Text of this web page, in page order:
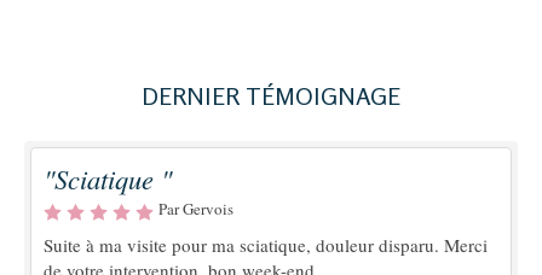
DERNIER TÉMOIGNAGE
"Sciatique "
Par Gervois
Suite à ma visite pour ma sciatique, douleur disparu. Merci
de votre intervention, bon week-end.